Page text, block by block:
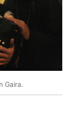
Gaira.